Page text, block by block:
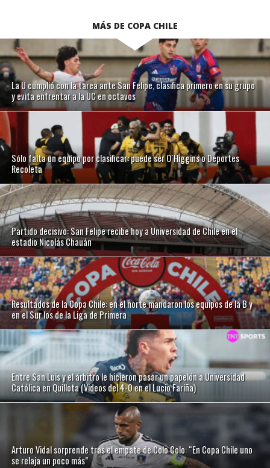
MÁS DE COPA CHILE
La U cumplió con la tarea ante San Felipe, clasifica primero en su grupo
y evita enfrentar a la UC en octavos
Sólo falta un equipo por clasificar: puede ser O´Higgins o Deportes
Recoleta
Partido decisivo: San Felipe recibe hoy a Universidad de Chile en el
estadio Nicolás Chauán
Resultados de la Copa Chile: en el norte mandaron los equipos de la B y
en el Sur los de la Liga de Primera
Entre San Luis y el árbitro le hicieron pasar un papelón a Universidad
Católica en Quillota (Videos del 4-0 en el Lucio Fariña)
Arturo Vidal sorprende tras el empate de Colo Colo: “En Copa Chile uno
se relaja un poco más”